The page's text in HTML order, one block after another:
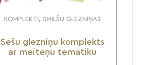
KOMPLEKTI, SMILŠU GLEZNIŅAS
Sešu glezniņu komplekts
ar meiteņu tematiku